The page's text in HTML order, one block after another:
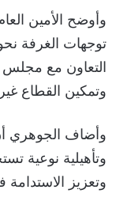
وأوضح الأمين
توجهات الغرفة
التعاون مع مجلس
وتمكين القطاع
وأضاف الجوهري
وتأهيلية نوعية
وتعزيز